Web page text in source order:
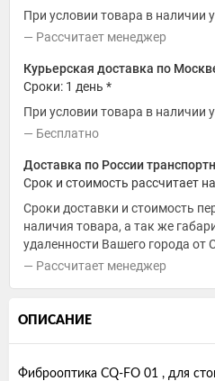
При условии товара в наличии
Рассчитает менеджер
Курьерская доставка по
Сроки: 1 день *
При условии товара в наличии
Бесплатно
Доставка по России
Срок и стоимость рассчитает
Сроки доставки и стоимость
наличия товара, а так же
удаленности Вашего города от
Рассчитает менеджер
ОПИСАНИЕ
Фиброоптика CQ-FO 01 , для